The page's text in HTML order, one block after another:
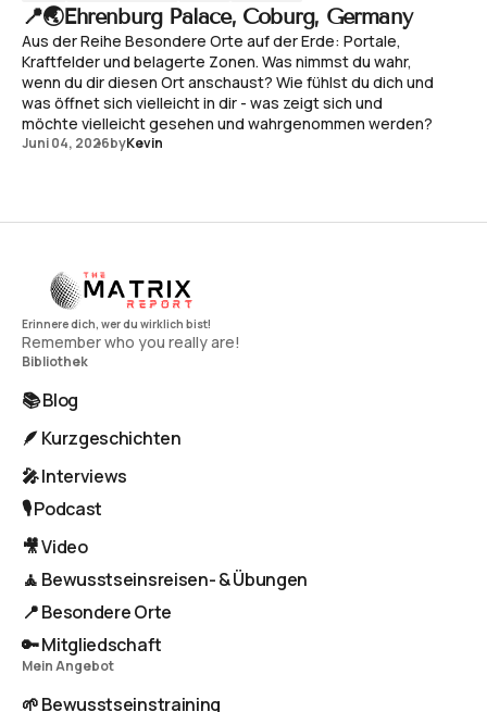
📍🌏Ehrenburg Palace, Coburg, Germany
Aus der Reihe Besondere Orte auf der Erde: Portale,
Kraftfelder und belagerte Zonen. Was nimmst du wahr,
wenn du dir diesen Ort anschaust? Wie fühlst du dich und
was öffnet sich vielleicht in dir - was zeigt sich und
möchte vielleicht gesehen und wahrgenommen werden?
Juni 04, 2026byKevin
Remember who you really are!
Bibliothek
📚 Blog
🪶 Kurzgeschichten
🎤 Interviews
🎙️ Podcast
🎥 Video
🧘 Bewusstseinsreisen- & Übungen
📍 Besondere Orte
🔑 Mitgliedschaft
Mein Angebot
🌱 Bewusstseinstraining